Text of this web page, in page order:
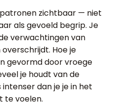
zichtbaar — niet
als gevoeld begrip. Je
verwachtingen van
Hoe je
gevormd door vroege
je houdt van de
dan je je in het
te voelen.